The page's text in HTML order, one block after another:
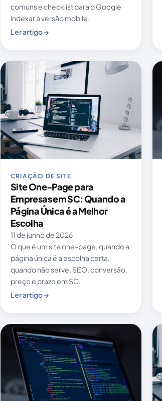
comuns e checklist para o Google
indexar a versão mobile.
Ler artigo →
CRIAÇÃO DE SITE
Site One-Page para
Empresas em SC: Quando a
Página Única é a Melhor
Escolha
11 de junho de 2026
O que é um site one-page, quando a
página única é a escolha certa,
quando não serve, SEO, conversão,
preço e prazo em SC.
Ler artigo →